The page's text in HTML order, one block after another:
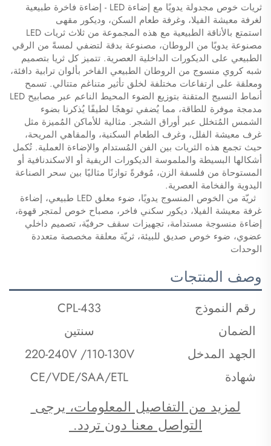
ثريات خوص مجدولة يدويًا مع إضاءة LED - إضاءة فاخرة طبيعية
لغرفة معيشة الفيلا، وغرفة طعام السكن، وديكور مقهى
استمتع بالأناقة الطبيعية مع هذه المجموعة من ثلاث ثريات LED
مصنوعة يدويًا من الروطان، مصنوعة بدقة لتضفي لمسةً من الرقي
الطبيعي على الديكورات الداخلية العصرية. تتميز كل ثريا بتصميم
شبه كروي منسوج من الروطان الطبيعي الفاخر بألوان ترابية دافئة،
ومعلقة على ارتفاعات مختلفة لخلق تأثير متناغم متتالي. تسمح
أنماط النسيج المتقنة بتوزيع الضوء المحيط الناعم عبر مصابيح LED
مدمجة موفرة للطاقة، مما يُضفي توهجًا لطيفًا يُذكرنا بضوء
الشمس المُتخلل عبر أوراق الشجر. مثالية للأماكن المُميزة مثل
غرف معيشة الفلل، وغرف الطعام السكنية، والمقاهي المريحة،
حيث تجمع هذه الثريات بين الفن المُستدام والإضاءة العملية. تُكمل
أشكالها البسيطة والملموسة الديكورات الريفية أو الاسكندنافية أو
المستوحاة من فلسفة الزن، مُوفرةً توازنًا مثاليًا بين سحر الصناعة
اليدوية والفخامة العصرية.
ثريّة من الخوص المنسوج يدويًا، ضوء معلق LED طبيعي، إضاءة
غرفة معيشة الفيلا، ديكور سكني فاخر، مصباح خوص لمتجر قهوة،
إضاءة منسوجة مستدامة، تجهيزات سقف حرفيّة، تصميم داخلي
عضوي، ضوء خوص صديق للبيئة، ثريّة معلقة مخصصة متعددة
الوحدات
وصف المنتجات
رقم النموذج
CPL-433
الضمان
سنتين
الجهد المدخل
220-240V /110-130V
شهادة
CE/VDE/SAA/ETL
التواصل معنا دون تردد.